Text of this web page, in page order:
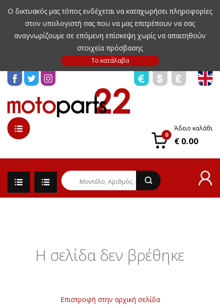
Ο δικτυακός μας τόπος ενδέχεται να καταχωρήσει πληροφορίες
στον υπολογιστή σας που να μας επιτρέπουν να σας
αναγνωρίζουμε σε επόμενη επίσκεψη χωρίς να απαιτηθούν
στοιχεία πρόσβασης
0
Άδειο καλάθι
€ 0.00
Η σελίδα δεν βρέθηκε
Επιστροφή στην αρχική σελίδα